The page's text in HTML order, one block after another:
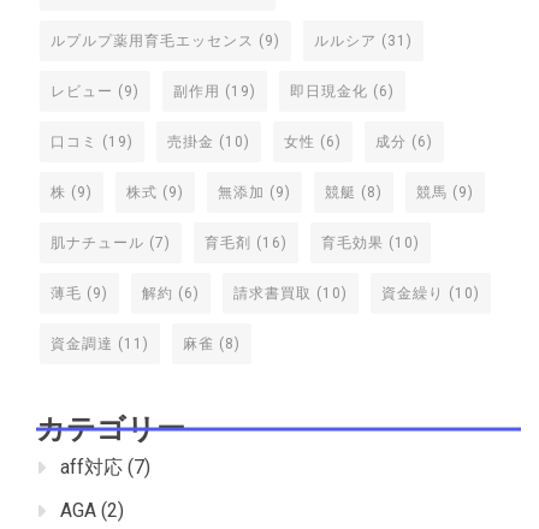
ルプルプ薬用育毛エッセンス (9) ルルシア (31)
レビュー (9) 副作用 (19) 即日現金化 (6)
口コミ (19) 売掛金 (10) 女性 (6) 成分 (6)
株 (9) 株式 (9) 無添加 (9) 競艇 (8) 競馬 (9)
肌ナチュール (7) 育毛剤 (16) 育毛効果 (10)
薄毛 (9) 解約 (6) 請求書買取 (10) 資金繰り (10)
資金調達 (11) 麻雀 (8)
カテゴリー
aff対応 (7)
AGA (2)